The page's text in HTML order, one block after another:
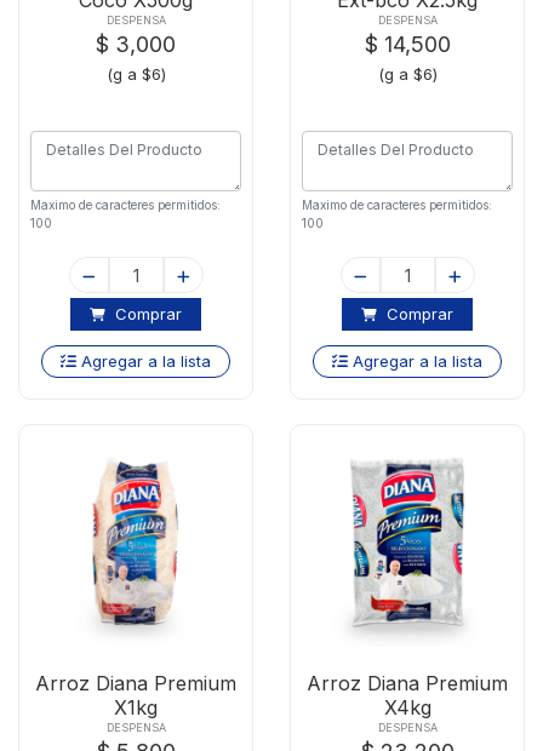
DESPENSA
$ 3,000
(g a $6)
Maximo de caracteres permitidos:
100
Comprar
Agregar a la lista
DESPENSA
$ 14,500
(g a $6)
Maximo de caracteres permitidos:
100
Comprar
Agregar a la lista
Arroz Diana Premium
X1kg
DESPENSA
Arroz Diana Premium
X4kg
DESPENSA